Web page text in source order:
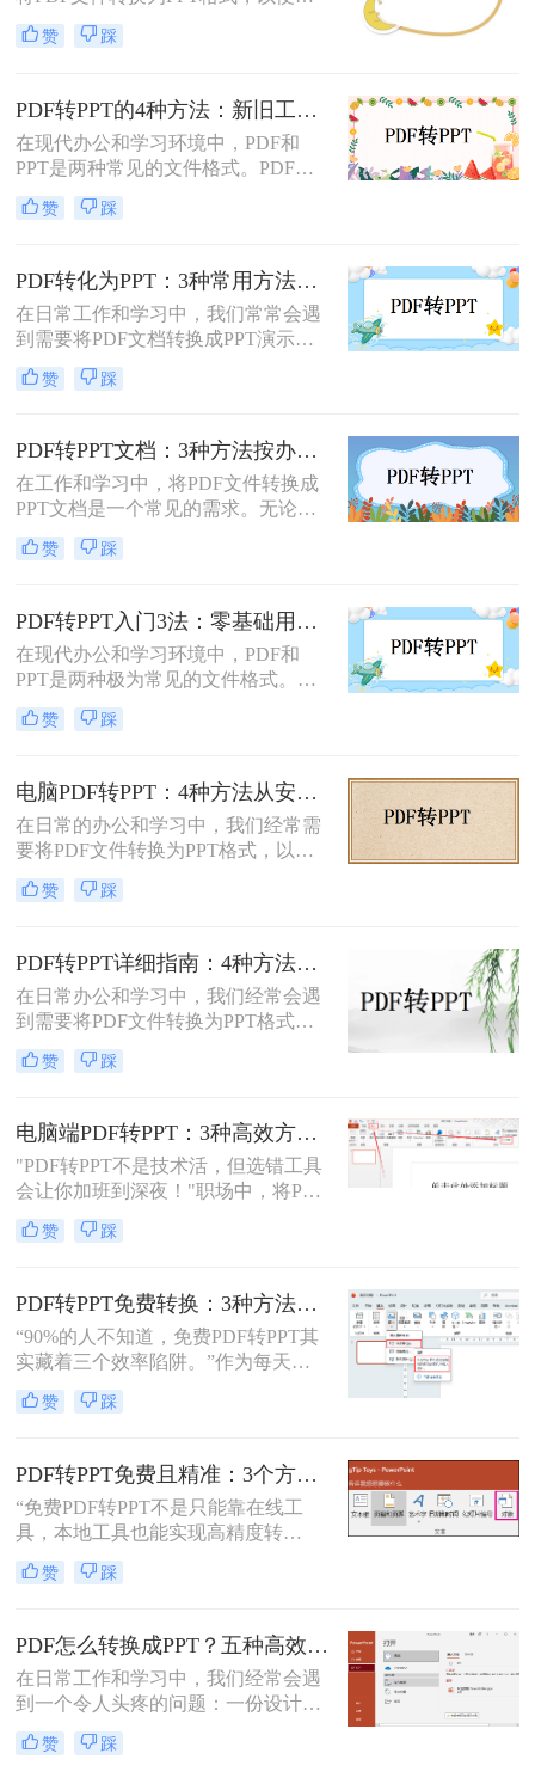
现这一目的。本文将详细介绍怎么把
pdf转换成ppt的几种方法，以及相关
行演示或编辑。那么怎么把pdf转换成
ppt免费呢？本文将介绍两种免费将
完成转换任务。
赞 踩
PDF转PPT的4种方法：新旧工具对比，哪个更适合批量转换！
在现代办公和学习环境中，PDF和
PPT是两种常见的文件格式。PDF文
件因其跨平台性和不易修改性而广受
欢迎，而PPT则因其强大的演示功能
要将PDF文件转换为PPT格式，以便
进行编辑、修改或演示。那么pdf怎么
转换成ppt呢？本文将详细介绍几种将
PDF转换为PPT的方法，帮助您轻松
实现文件格式的转换。
赞 踩
PDF转化为PPT：3种常用方法在不同PPT版本下的兼容性！
在日常工作和学习中，我们常常会遇
到需要将PDF文档转换成PPT演示文
稿的情况。无论是为了更好地展示信
息，还是为了方便编辑，掌握如何进
么怎么将pdf转化为ppt呢？本文将介
绍三种常用的方法来实现PDF到PPT
的转换。
赞 踩
PDF转PPT文档：3种方法按办公场景（汇报/教学/合同）选择！
在工作和学习中，将PDF文件转换成
PPT文档是一个常见的需求。无论是
为了制作演示文稿、提取内容还是重
新排版，掌握几种有效的转换方法都
ppt文档呢？本文将介绍三种常用的
PDF转PPT的方法，帮助您轻松完成
PDF到PPT的转换。
赞 踩
PDF转PPT入门3法：零基础用户的操作要点和注意事项！
在现代办公和学习环境中，PDF和
PPT是两种极为常见的文件格式。
PDF因其固定格式的特点而受到广泛
欢迎，尤其适合用于合同、学术论文
而，当这些静态内容需要被进一步编
辑或在公共场合展示时，将其转换为
PPT格式成为了一种常见的需求。那
么PDF如何转为PPT呢？本文将详细
介绍三种将PDF转换为PPT的方法，
帮助您根据自己的实际需求选择最合
赞 踩
电脑PDF转PPT：4种方法从安装到输出的完整对比！
在日常的办公和学习中，我们经常需
要将PDF文件转换为PPT格式，以便
更好地进行演示和编辑。那么电脑如
何PDF转PPT呢？以下介绍四种常见
赞 踩
PDF转PPT详细指南：4种方法的参数配置和输出效果调优！
在日常办公和学习中，我们经常会遇
到需要将PDF文件转换为PPT格式的
情况。无论是为了便于演示还是进一
步编辑，掌握有效的转换方法都是必
本文将详细介绍几种常用的方法。
赞 踩
电脑端PDF转PPT：3种高效方法的操作步骤和格式保留设置！
"PDF转PPT不是技术活，但选错工具
会让你加班到深夜！"职场中，将PDF
报告一键转化为PPT演示文稿是高频
刚需。然而，90%的办公族曾陷入“转
工”的泥潭——这不是能力问题，而
是工具选择的致命陷阱。那么怎么在
电脑上把pdf转换成ppt呢？作为深耕
电脑办公软件测评8年的博主，我亲
测30+工具，今天聚焦精准高效的转
换方案，帮你避开99%的坑。拒绝低
赞 踩
PDF转PPT免费转换：3种方法的隐藏功能和效率差异！
“90%的人不知道，免费PDF转PPT其
实藏着三个效率陷阱。”作为每天处
理20+份文档的办公博主，我见过太
多人被“免费转换”的噱头坑过——要
要么扫描版PDF转完还是图片格式，
更有甚者因为文件包含商业数据，转
换后收到平台的“付费解锁”勒索邮
件。
赞 踩
PDF转PPT免费且精准：3个方法的转换精度和避坑指南！
“免费PDF转PPT不是只能靠在线工
具，本地工具也能实现高精度转
换”在职场办公与自媒体创作中，将
PDF格式的报告、课件、素材转为可
需求。但多数人在寻找免费转换方法
时，要么遭遇操作繁琐的困境，要么
面临转换后格式错乱、信息丢失的问
题，甚至担心文件隐私泄露
赞 踩
PDF怎么转换成PPT？五种高效方法，适用不同场景全解析！
在日常工作和学习中，我们经常会遇
到一个令人头疼的问题：一份设计精
美、内容详实的PDF文档，需要被转
换为可编辑、可演示的
赞 踩